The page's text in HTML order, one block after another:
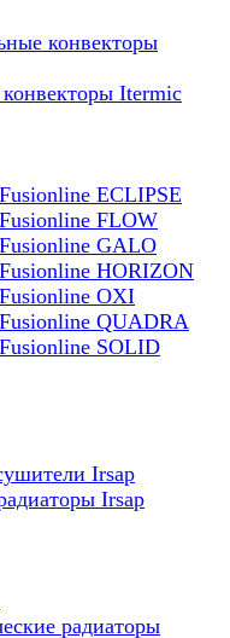
конвекторы
Itermic
ECLIPSE
FLOW
GALO
HORIZON
OXI
QUADRA
SOLID
Irsap
Irsap
радиаторы